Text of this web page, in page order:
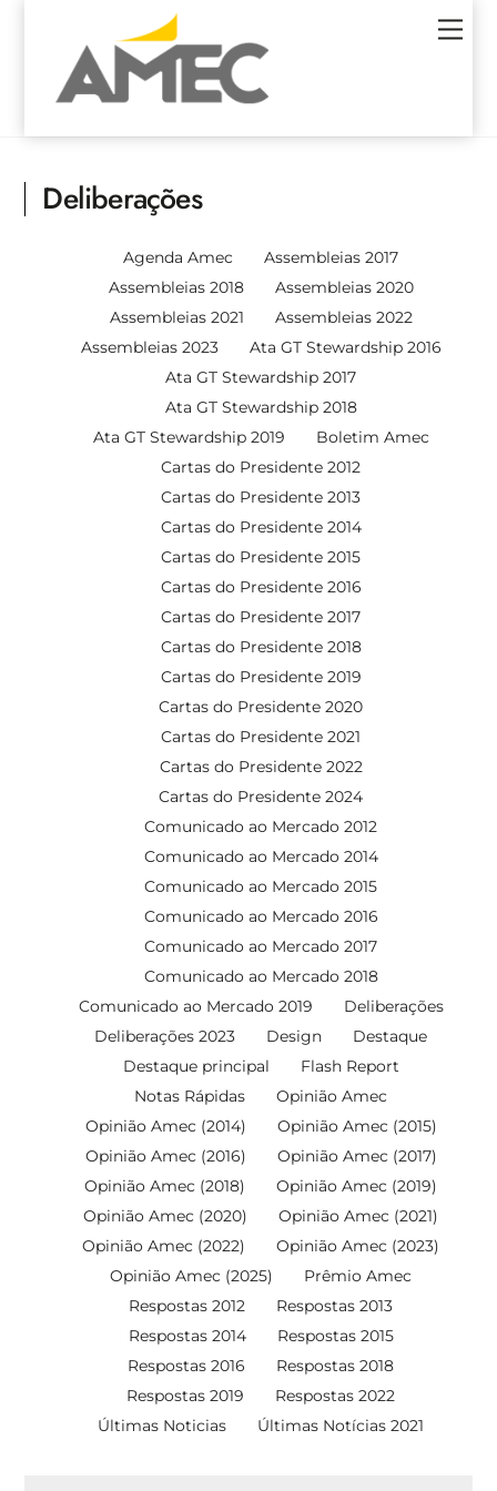
Deliberações
Agenda Amec
Assembleias 2017
Assembleias 2018
Assembleias 2020
Assembleias 2021
Assembleias 2022
Assembleias 2023
Ata GT Stewardship 2016
Ata GT Stewardship 2017
Ata GT Stewardship 2018
Ata GT Stewardship 2019
Boletim Amec
Cartas do Presidente 2012
Cartas do Presidente 2013
Cartas do Presidente 2014
Cartas do Presidente 2015
Cartas do Presidente 2016
Cartas do Presidente 2017
Cartas do Presidente 2018
Cartas do Presidente 2019
Cartas do Presidente 2020
Cartas do Presidente 2021
Cartas do Presidente 2022
Cartas do Presidente 2024
Comunicado ao Mercado 2012
Comunicado ao Mercado 2014
Comunicado ao Mercado 2015
Comunicado ao Mercado 2016
Comunicado ao Mercado 2017
Comunicado ao Mercado 2018
Comunicado ao Mercado 2019
Deliberações
Deliberações 2023
Design
Destaque
Destaque principal
Flash Report
Notas Rápidas
Opinião Amec
Opinião Amec (2014)
Opinião Amec (2015)
Opinião Amec (2016)
Opinião Amec (2017)
Opinião Amec (2018)
Opinião Amec (2019)
Opinião Amec (2020)
Opinião Amec (2021)
Opinião Amec (2022)
Opinião Amec (2023)
Opinião Amec (2025)
Prêmio Amec
Respostas 2012
Respostas 2013
Respostas 2014
Respostas 2015
Respostas 2016
Respostas 2018
Respostas 2019
Respostas 2022
Últimas Noticias
Últimas Notícias 2021